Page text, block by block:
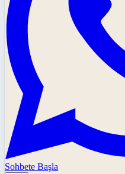
Sohbete Başla